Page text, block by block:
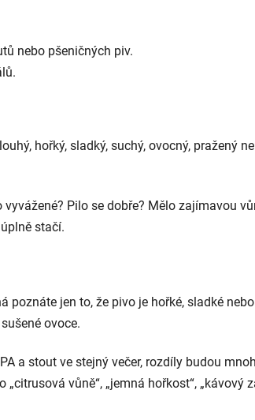
nebo pšeničných piv.
hořký, sladký, suchý, ovocný, pražený
Pilo se dobře? Mělo zajímavou
stačí.
jen to, že pivo je hořké, sladké
ovoce.
a stout ve stejný večer, rozdíly budou
vůně“, „jemná hořkost“, „kávový